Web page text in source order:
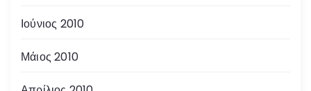
Ιούνιος 2010
Μάιος 2010